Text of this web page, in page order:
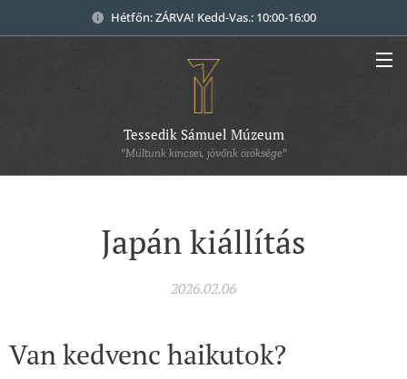
Hétfőn: ZÁRVA! Kedd-Vas.: 10:00-16:00
Tessedik Sámuel Múzeum
"Múltunk kincsei, jövőnk öröksége"
Japán kiállítás
2026.02.06
Van kedvenc haikutok?